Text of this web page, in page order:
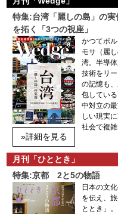
特集:台湾「麗しの島」の
を拓く「3つの視座」
»詳細を見る
かつてポ
モサ（麗
湾。半導
技術をリ
の記憶も
包してい
中対立の
しい現実
社会で複
月刊「ひととき」
特集:京都 2と5の物語
日本の文
を伝え、
ととき」